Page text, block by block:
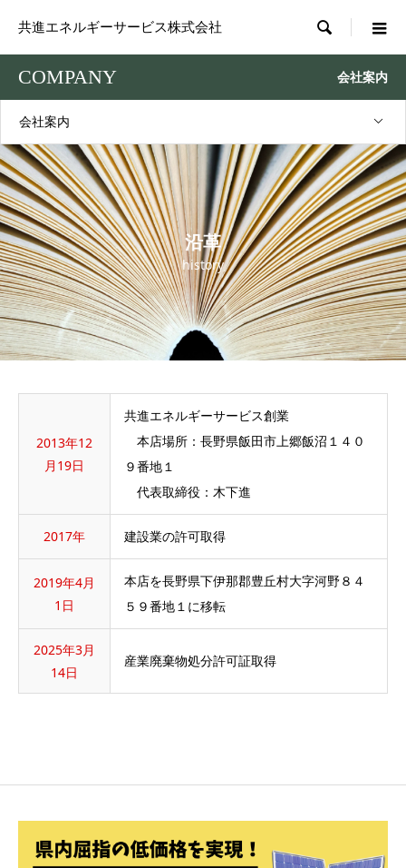
共進エネルギーサービス株式会社 
COMPANY 会社案内
会社案内
沿革
history
2013年12
月19日
共進エネルギーサービス創業
本店場所：長野県飯田市上郷飯沼１４０
９番地１
代表取締役：木下進
2017年 建設業の許可取得
2019年4月
1日
本店を長野県下伊那郡豊丘村大字河野８４
５９番地１に移転
2025年3月
14日
産業廃棄物処分許可証取得